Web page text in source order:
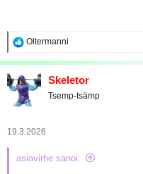
R
a
t
i
o
:
Oltermanni
Skeletor
Tsemp-tsämp
19.3.2026
asiavirhe sanoi: